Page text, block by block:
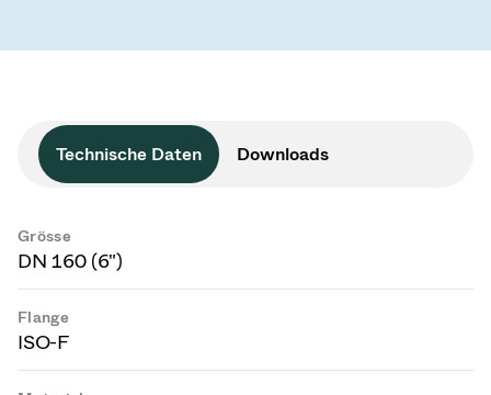
Technische Daten Downloads
Grösse
DN 160 (6")
Flange
ISO-F